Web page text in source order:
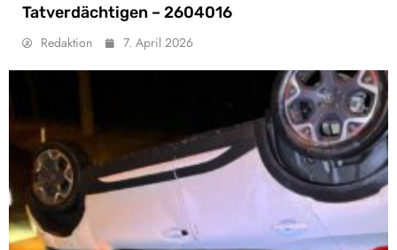
Tatverdächtigen – 2604016
Redaktion 7. April 2026